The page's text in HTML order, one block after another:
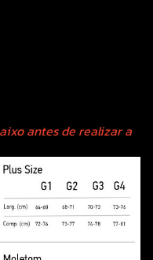
antes de realizar a